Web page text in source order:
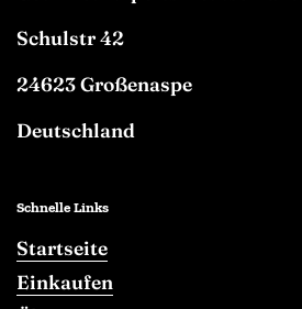
Schulstr 42
24623 Großenaspe
Deutschland
Schnelle Links
Startseite
Einkaufen